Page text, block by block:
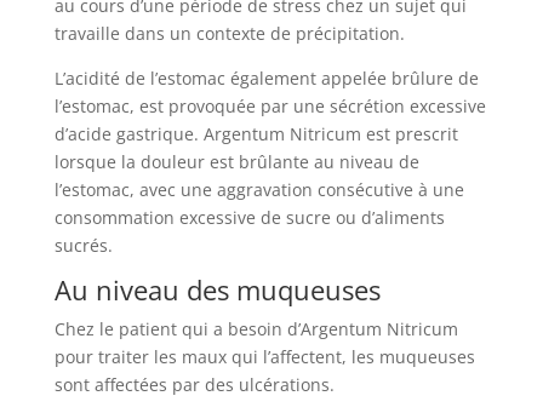
au cours d’une période de stress chez un sujet qui
travaille dans un contexte de précipitation.
L’acidité de l’estomac également appelée brûlure de
l’estomac, est provoquée par une sécrétion excessive
d’acide gastrique. Argentum Nitricum est prescrit
lorsque la douleur est brûlante au niveau de
l’estomac, avec une aggravation consécutive à une
consommation excessive de sucre ou d’aliments
sucrés.
Au niveau des muqueuses
Chez le patient qui a besoin d’Argentum Nitricum
pour traiter les maux qui l’affectent, les muqueuses
sont affectées par des ulcérations.